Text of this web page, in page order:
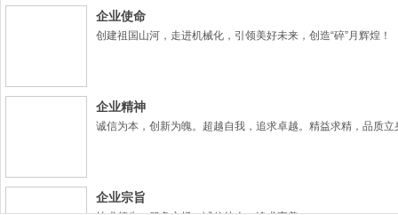
企业使命
创建祖国山河，走进机械化，引领美好未来，创造“碎”月辉煌！
企业精神
诚信为本，创新为魄。超越自我，追求卓越。精益求精，品质立
企业宗旨